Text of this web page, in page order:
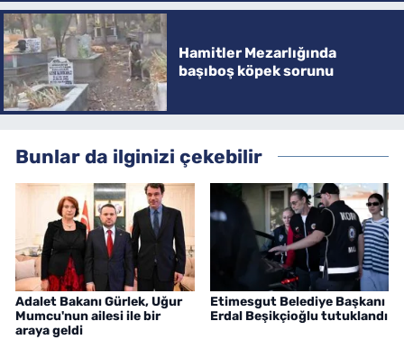
Hamitler Mezarlığında
başıboş köpek sorunu
Bunlar da ilginizi çekebilir
Adalet Bakanı Gürlek, Uğur
Mumcu'nun ailesi ile bir
araya geldi
Etimesgut Belediye Başkanı
Erdal Beşikçioğlu tutuklandı